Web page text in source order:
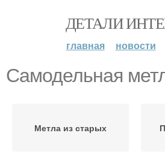
ДЕТАЛИ
главная новости
Самодельная
Метла из старых